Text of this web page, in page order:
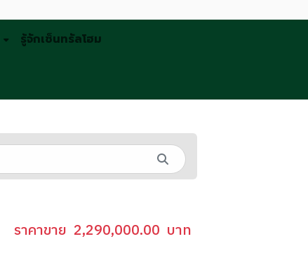
รู้จักเซ็นทรัลโฮม
ราคาขาย 2,290,000.00 บาท